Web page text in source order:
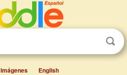
Imágenes English